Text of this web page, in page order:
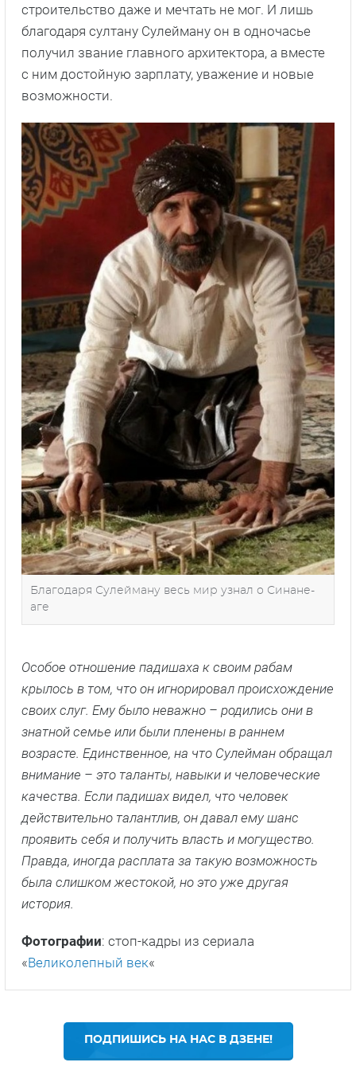
строительство даже и мечтать не мог. И лишь
благодаря султану Сулейману он в одночасье
получил звание главного архитектора, а вместе
с ним достойную зарплату, уважение и новые
возможности.
Благодаря Сулейману весь мир узнал о Синане-
аге
Особое отношение падишаха к своим рабам
крылось в том, что он игнорировал происхождение
своих слуг. Ему было неважно – родились они в
знатной семье или были пленены в раннем
возрасте. Единственное, на что Сулейман обращал
внимание – это таланты, навыки и человеческие
качества. Если падишах видел, что человек
действительно талантлив, он давал ему шанс
проявить себя и получить власть и могущество.
Правда, иногда расплата за такую возможность
была слишком жестокой, но это уже другая
история.
Фотографии: стоп-кадры из сериала
«Великолепный век«
ПОДПИШИСЬ НА НАС В ДЗЕНЕ!